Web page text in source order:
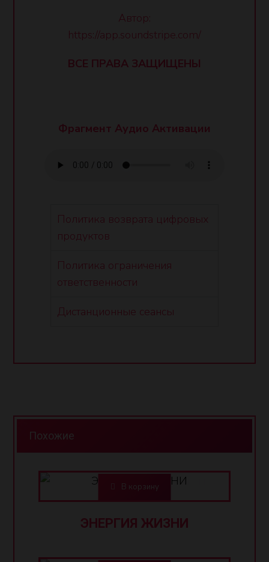
Автор:
https://app.soundstripe.com/
ВСЕ ПРАВА ЗАЩИЩЕНЫ
Фрагмент Аудио Активации
Политика возврата цифровых
продуктов
Политика ограничения
ответственности
Дистанционные сеансы
Похожие
ЭНЕРГИЯ ЖИЗНИ
AZN
В корзину